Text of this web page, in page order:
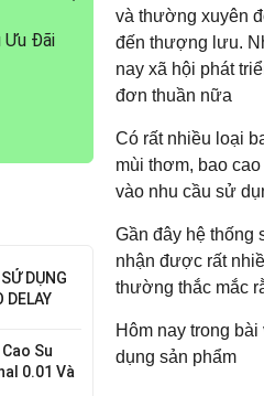
Ưu Đãi
DỤNG
DELAY
Su
0.01 Và
và thường xuyên
đến thượng lưu.
nay xã hội phát
đơn thuần nữa
Có rất nhiều loại
mùi thơm, bao
vào nhu cầu sử
Gần đây hệ thống
nhận được rất
thường thắc mắc
Hôm nay trong
dụng sản phẩm